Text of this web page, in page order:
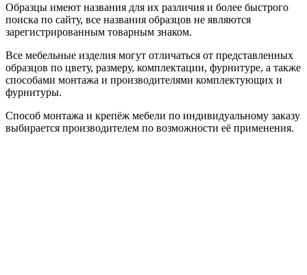
Образцы имеют названия для их различия и более быстрого
поиска по сайту, все названия образцов не являются
зарегистрированным товарным знаком.
Все мебельные изделия могут отличаться от представленных
образцов по цвету, размеру, комплектации, фурнитуре, а также
способами монтажа и производителями комплектующих и
фурнитуры.
Способ монтажа и крепёж мебели по индивидуальному заказу
выбирается производителем по возможности её применения.